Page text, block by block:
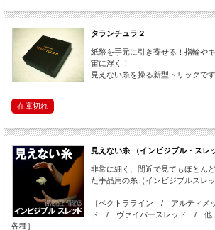
タランチュラ２
紙幣を手元に引き寄せる！指輪や
宙に浮く！
見えない糸を操る新型トリックです
在庫切れ
見えない糸 （インビジブル・スレ
非常に細く、間近で見てもほとん
た手品用の糸（インビジブルスレッ
［ベクトラライン / アルティメ
ド / ヴァイパースレッド / 他、
各種］